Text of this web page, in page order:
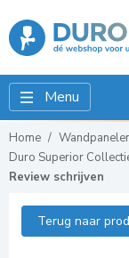
Menu
Home
Duro Superior
Review schrijven
Terug naar